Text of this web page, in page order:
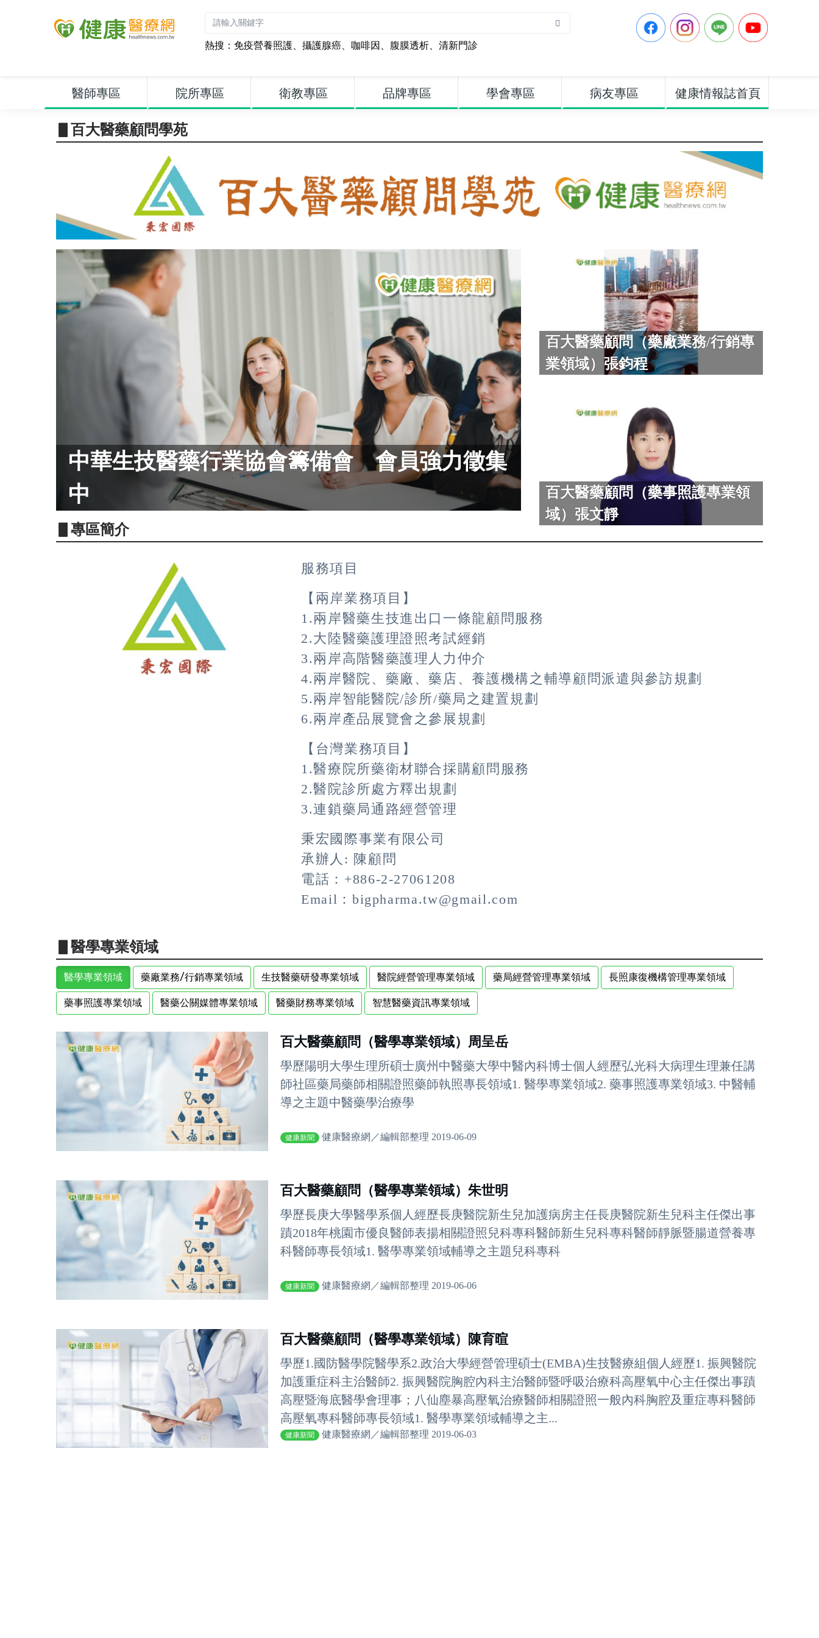
熱搜： 免疫營養照護、 攝護腺癌、 咖啡因、 腹膜透析、 清新門診
醫師專區 院所專區 衛教專區 品牌專區 學會專區 病友專區 健康情報誌首頁
▋百大醫藥顧問學苑
中華生技醫藥行業協會籌備會 會員強力徵集
中
百大醫藥顧問（藥廠業務/行銷專
業領域）張鈞程
百大醫藥顧問（藥事照護專業領
域）張文靜
▋專區簡介
服務項目
【兩岸業務項目】
1.兩岸醫藥生技進出口一條龍顧問服務
2.大陸醫藥護理證照考試經銷
3.兩岸高階醫藥護理人力仲介
4.兩岸醫院、藥廠、藥店、養護機構之輔導顧問派遣與參訪規劃
5.兩岸智能醫院/診所/藥局之建置規劃
6.兩岸產品展覽會之參展規劃
【台灣業務項目】
1.醫療院所藥衛材聯合採購顧問服務
2.醫院診所處方釋出規劃
3.連鎖藥局通路經營管理
秉宏國際事業有限公司
承辦人: 陳顧問
電話：+886-2-27061208
Email：bigpharma.tw@gmail.com
▋醫學專業領域
醫學專業領域 藥廠業務/行銷專業領域 生技醫藥研發專業領域 醫院經營管理專業領域 藥局經營管理專業領域 長照康復機構管理專業領域
藥事照護專業領域 醫藥公關媒體專業領域 醫藥財務專業領域 智慧醫藥資訊專業領域
百大醫藥顧問（醫學專業領域）周呈岳
學歷陽明大學生理所碩士廣州中醫藥大學中醫內科博士個人經歷弘光科大病理生理兼任講
師社區藥局藥師相關證照藥師執照專長領域1. 醫學專業領域2. 藥事照護專業領域3. 中醫輔
導之主題中醫藥學治療學
健康新聞 健康醫療網／編輯部整理 2019-06-09
百大醫藥顧問（醫學專業領域）朱世明
學歷長庚大學醫學系個人經歷長庚醫院新生兒加護病房主任長庚醫院新生兒科主任傑出事
蹟2018年桃園市優良醫師表揚相關證照兒科專科醫師新生兒科專科醫師靜脈暨腸道營養專
科醫師專長領域1. 醫學專業領域輔導之主題兒科專科
健康新聞 健康醫療網／編輯部整理 2019-06-06
百大醫藥顧問（醫學專業領域）陳育暄
學歷1.國防醫學院醫學系2.政治大學經營管理碩士(EMBA)生技醫療組個人經歷1. 振興醫院
加護重症科主治醫師2. 振興醫院胸腔內科主治醫師暨呼吸治療科高壓氧中心主任傑出事蹟
高壓暨海底醫學會理事；八仙塵暴高壓氧治療醫師相關證照一般內科胸腔及重症專科醫師
高壓氧專科醫師專長領域1. 醫學專業領域輔導之主...
健康新聞 健康醫療網／編輯部整理 2019-06-03